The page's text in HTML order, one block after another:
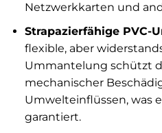
Netzwerkkarten und
Strapazierfähige PVC-
flexible, aber
Ummantelung schützt
mechanischer
Umwelteinflüssen, was
garantiert.